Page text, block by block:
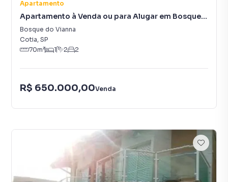
Apartamento
Apartamento à Venda ou para Alugar em Bosque
do Vianna
Bosque do Vianna
Cotia, SP
70m² 1 2 2
R$ 650.000,00Venda